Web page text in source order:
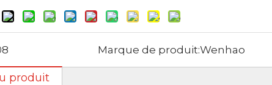
Marque de produit:Wenhao
produit